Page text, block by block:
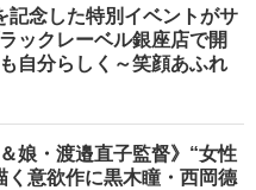
記念した特別イベントがサ
ックレーベル銀座店で開
自分らしく～笑顔あふれ
娘・渡邉直子監督》“女性
く意欲作に黒木瞳・西岡德